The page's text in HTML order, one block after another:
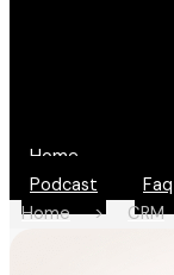
Home
Podcast
Faq
Home
> CRM